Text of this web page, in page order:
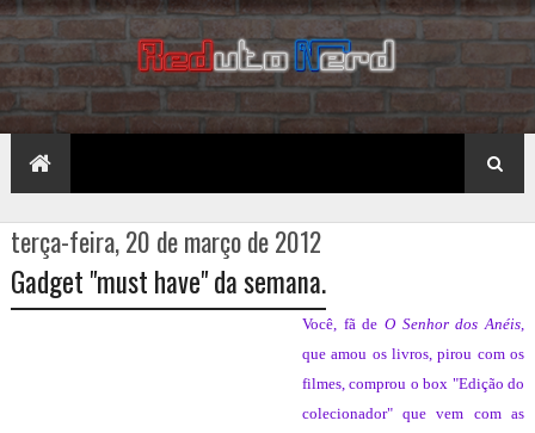
terça-feira, 20 de março de 2012
Gadget "must have" da semana.
Você, fã de O Senhor dos Anéis
que amou os livros, pirou com os
filmes, comprou o box "Edição do
colecionador" que vem com as